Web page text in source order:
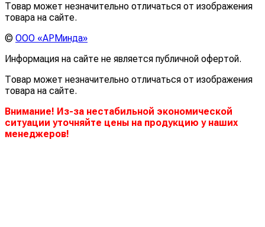
Товар может незначительно отличаться от изображения
товара на сайте.
© ООО «АРМинда»
Информация на сайте не является публичной офертой.
Товар может незначительно отличаться от изображения
товара на сайте.
Внимание! Из-за нестабильной экономической
ситуации уточняйте цены на продукцию у наших
менеджеров!